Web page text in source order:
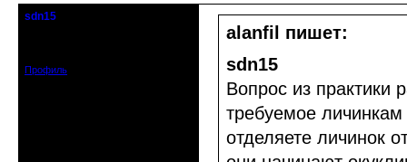
sdn15
Профиль
alanfil пишет:
sdn15
Вопрос из практики
требуемое
отделяете личинок